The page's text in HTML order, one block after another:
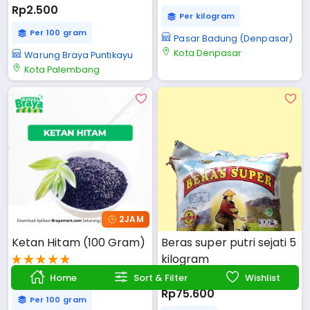
Rp2.500
Per 100 gram
Warung Braya Puntikayu
Kota Palembang
Per kilogram
Pasar Badung (Denpasar)
Kota Denpasar
2JAM
Ketan Hitam (100 Gram)
Rp4.025
Per 100 gram
Beras super putri sejati 5
kilogram
Rp75.600
Home Sort & Filter Wishlist